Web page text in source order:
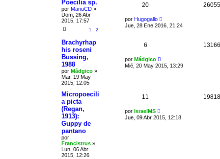
Poecilia sp.
por ManuCD »
Dom, 26 Abr
2015, 17:57
1 2
20 26055
por Hugogallo
Jue, 28 Ene 2016, 21:24
Brachyrhap
his roseni
Bussing,
1988
por Mádgico »
Mar, 19 May
2015, 12:05
6 13166
por Mádgico
Mié, 20 May 2015, 13:29
Micropoecili
a picta
(Regan,
1913):
Guppy de
pantano
por
Francistrus »
Lun, 06 Abr
2015, 12:26
11 19818
por IsraelMS
Jue, 09 Abr 2015, 12:18